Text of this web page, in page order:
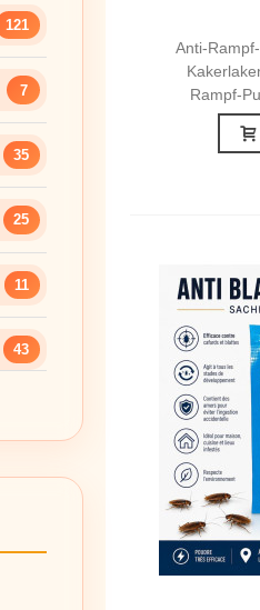
121
7
35
25
11
43
Anti-
Rampf-